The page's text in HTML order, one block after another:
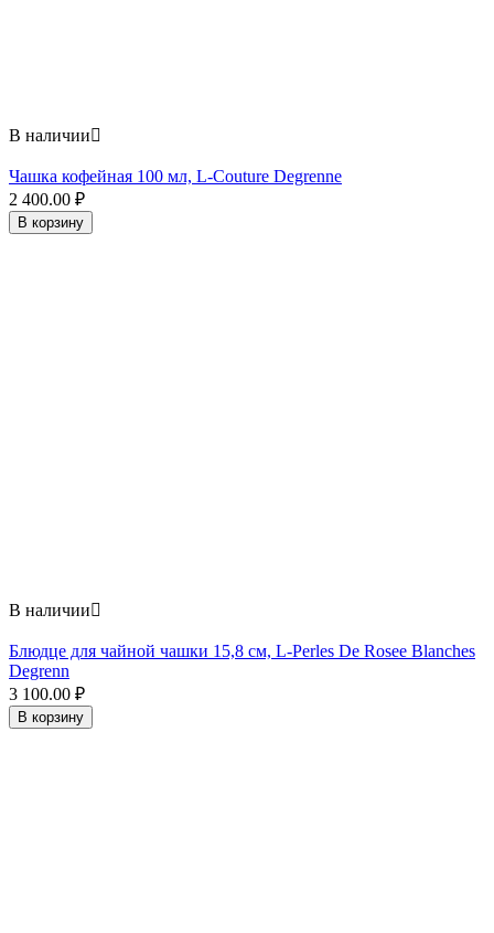
В наличии
Чашка кофейная 100 мл, L-Couture Degrenne
2 400.00 ₽
В корзину
В наличии
Блюдце для чайной чашки 15,8 см, L-Perles De Rosee Blanches
Degrenn
3 100.00 ₽
В корзину